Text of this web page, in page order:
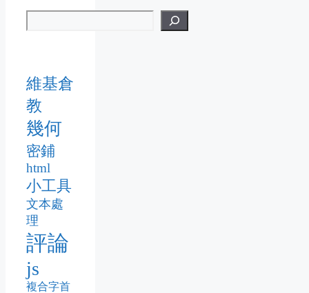
維基倉
教
幾何
密鋪
html
小工具
文本處
理
評論
js
複合字首